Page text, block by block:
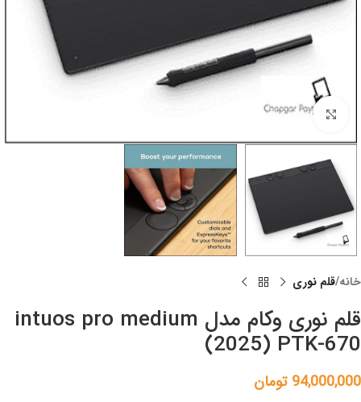
Click to enlarge
خانه قلم نوری
قلم نوری وکام مدل intuos pro medium
(2025) PTK-670
94,000,000 تومان